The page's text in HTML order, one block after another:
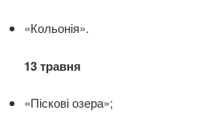
«Кольонія».
13 травня
«Піскові озера»;